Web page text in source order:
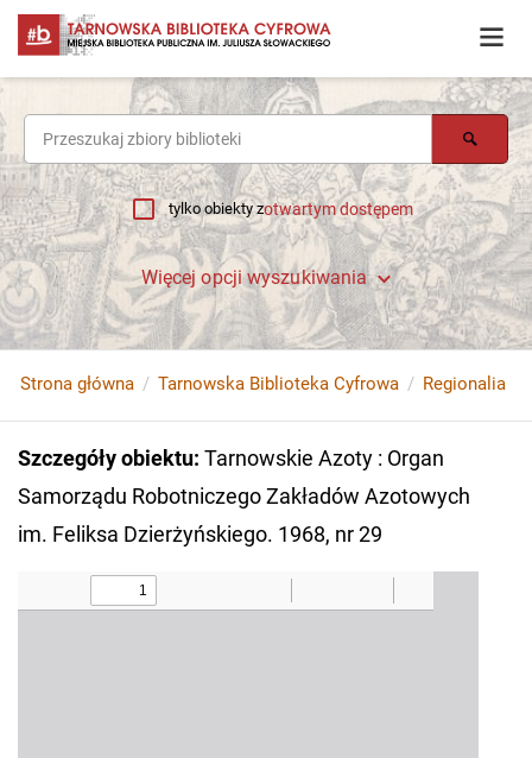
tylko obiekty zotwartym dostępem
Więcej opcji wyszukiwania
Strona główna Tarnowska Biblioteka Cyfrowa Regionalia
Szczegóły obiektu: Tarnowskie Azoty : Organ
Samorządu Robotniczego Zakładów Azotowych
im. Feliksa Dzierżyńskiego. 1968, nr 29